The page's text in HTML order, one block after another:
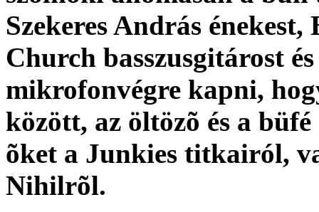
Szekeres András
Church basszusgitárost
mikrofonvégre kapni,
között, az öltözõ és a
õket a Junkies titkairól,
Nihilrõl.